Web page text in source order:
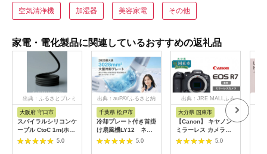
空気清浄機 加湿器 美容家電 その他
家電・電化製品に関連しているおすすめの返礼品
出典：ふるさとプレミ
大阪府 守口市
スパイラルシリコンケ
ーブル CtoC 1m(ホワ
イト) [2558]
5.0
出典：auPAYふるさと納
千葉県 松戸市
冷却プレート付き首掛
け扇風機LY12 ネイ
ビー
5.0
出典：JRE MALLふる
さと納税
大分県 国東市
【Canon】 キヤノン
ミラーレス カメラ
EOS R7 ボディー キ
ャノン 一眼 家電
5.0